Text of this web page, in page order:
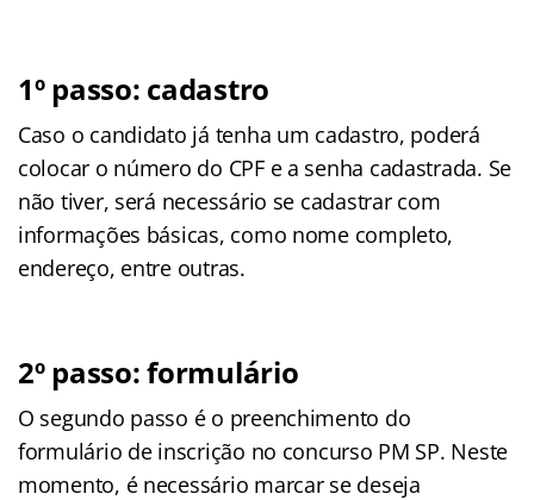
1º passo: cadastro
Caso o candidato já tenha um cadastro, poderá
colocar o número do CPF e a senha cadastrada. Se
não tiver, será necessário se cadastrar com
informações básicas, como nome completo,
endereço, entre outras.
2º passo: formulário
O segundo passo é o preenchimento do
formulário de inscrição no concurso PM SP. Neste
momento, é necessário marcar se deseja